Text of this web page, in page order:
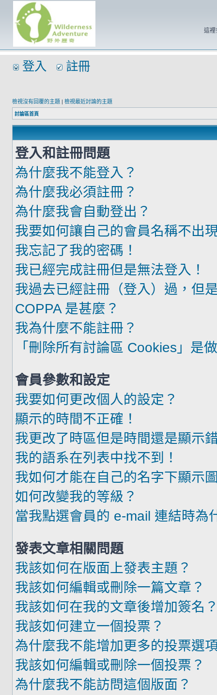
這裡
登入 註冊
檢視沒有回覆的主題 | 檢視最近討論的主題
討論區首頁
登入和註冊問題
為什麼我不能登入？
為什麼我必須註冊？
為什麼我會自動登出？
我要如何讓自己的會員名稱不出
我忘記了我的密碼！
我已經完成註冊但是無法登入！
我過去已經註冊（登入）過，但
COPPA 是甚麼？
我為什麼不能註冊？
「刪除所有討論區 Cookies」是
會員參數和設定
我要如何更改個人的設定？
顯示的時間不正確！
我更改了時區但是時間還是顯示
我的語系在列表中找不到！
我如何才能在自己的名字下顯示
如何改變我的等級？
當我點選會員的 e-mail 連結時為
發表文章相關問題
我該如何在版面上發表主題？
我該如何編輯或刪除一篇文章？
我該如何在我的文章後增加簽名
我該如何建立一個投票？
為什麼我不能增加更多的投票選
我該如何編輯或刪除一個投票？
為什麼我不能訪問這個版面？